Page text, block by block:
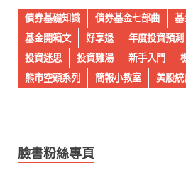
債券基礎知識 債券基金七部曲 基
基金開箱文
好享退 年度投資預測
投資迷思
投資雞湯 新手入門
熊市空頭系列
簡報小教室 美股統
臉書粉絲專頁